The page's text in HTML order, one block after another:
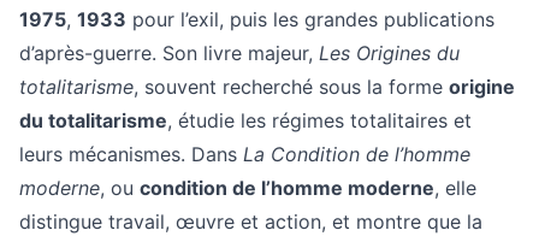
1975, 1933 pour l’exil, puis les grandes publications
d’après-guerre. Son livre majeur, Les Origines du
totalitarisme, souvent recherché sous la forme origine
du totalitarisme, étudie les régimes totalitaires et
leurs mécanismes. Dans La Condition de l’homme
moderne, ou condition de l’homme moderne, elle
distingue travail, œuvre et action, et montre que la